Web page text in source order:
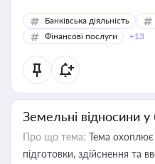
Банківська діяльність
Фінансові послуги
+13
Земельні відносини у
Про що тема: Тема охоплює
підготовки, здійснення та